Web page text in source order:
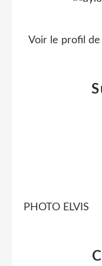
PHOTO ELVIS
Voir le profil de